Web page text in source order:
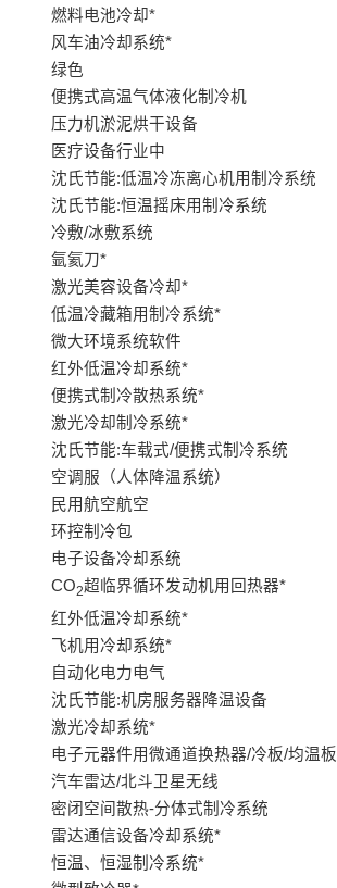
燃料电池冷却*
风车油冷却系统*
绿色
便携式高温气体液化制冷机
压力机淤泥烘干设备
医疗设备行业中
沈氏节能:低温冷冻离心机用制冷系统
沈氏节能:恒温摇床用制冷系统
冷敷/冰敷系统
氩氦刀*
激光美容设备冷却*
低温冷藏箱用制冷系统*
微大环境系统软件
红外低温冷却系统*
便携式制冷散热系统*
激光冷却制冷系统*
沈氏节能:车载式/便携式制冷系统
空调服（人体降温系统）
民用航空航空
环控制冷包
电子设备冷却系统
CO2超临界循环发动机用回热器*
红外低温冷却系统*
飞机用冷却系统*
自动化电力电气
沈氏节能:机房服务器降温设备
激光冷却系统*
电子元器件用微通道换热器/冷板/均温板
汽车雷达/北斗卫星无线
密闭空间散热-分体式制冷系统
雷达通信设备冷却系统*
恒温、恒湿制冷系统*